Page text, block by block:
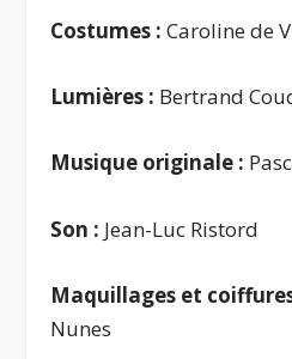
Costumes : Caroline de
Lumières : Bertrand
Musique originale :
Son : Jean-Luc Ristord
Maquillages et
Nunes